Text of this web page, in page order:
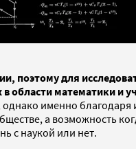
поэтому для
математики и
именно
а возможность
с наукой или нет.